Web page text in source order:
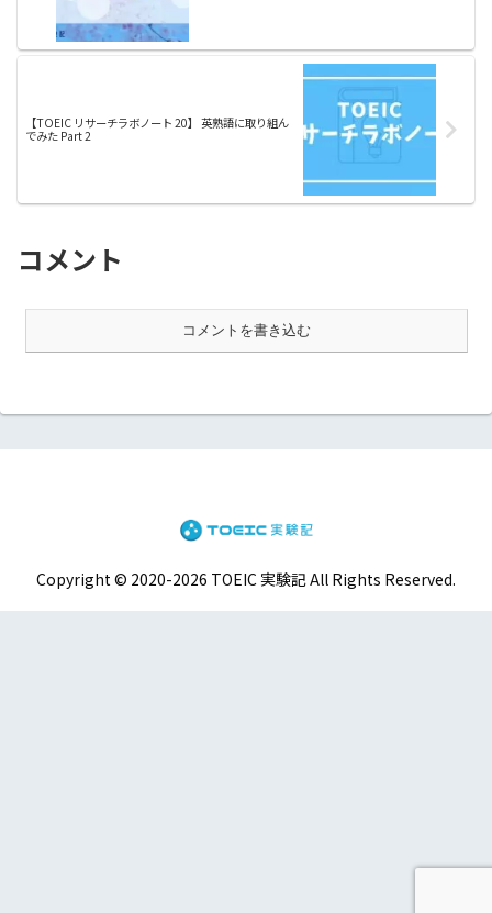
【TOEIC リサーチラボノート 20】 英熟語に取り組ん
でみた Part 2
コメント
コメントを書き込む
Copyright © 2020-2026 TOEIC 実験記 All Rights Reserved.